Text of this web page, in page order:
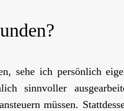
sehe ich persönlich
sinnvoller
müssen.